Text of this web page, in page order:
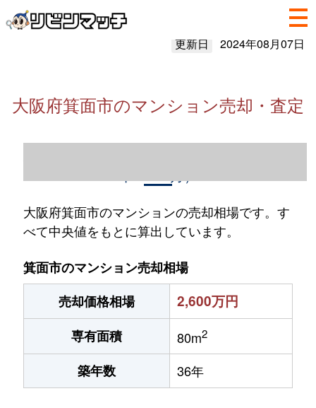
更新日 2024年08月07日
大阪府箕面市のマンション売却・査定
大阪府箕面市のマンションの売却相場です。す
べて中央値をもとに算出しています。
箕面市のマンション売却相場
売却価格相場
2,600万円
専有面積 80m2
築年数 36年